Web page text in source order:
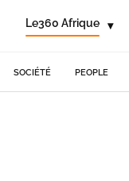
Le360 Afrique ▾
SOCIÉTÉ PEOPLE